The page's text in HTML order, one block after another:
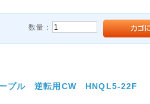
数量：
プル 逆転用CW HNQL5-22F